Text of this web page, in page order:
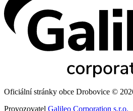
Oficiální stránky obce Drobovice ©
Provozovatel Galileo Corporation s.r.o.